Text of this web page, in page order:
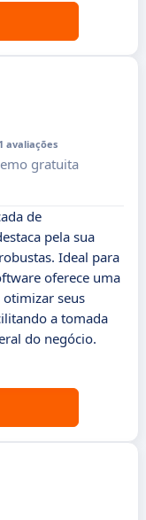
avaliações
gratuita
de
pela sua
Ideal para
oferece uma
seus
a tomada
do negócio.